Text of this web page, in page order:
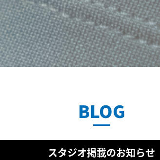
BLOG
スタジオ掲載のお知らせ